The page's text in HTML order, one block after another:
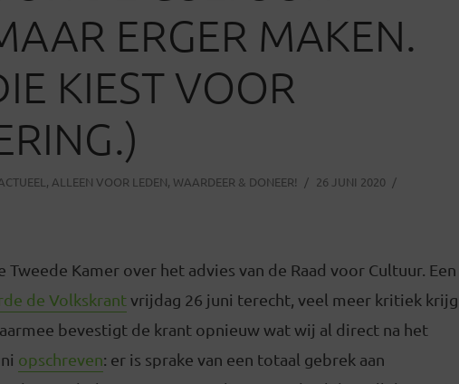
ERGER MAKEN.
KIEST VOOR
, ALLEEN VOOR LEDEN, WAARDEER & DONEER!
26 JUNI 2020
Tweede Kamer over het advies van de Raad voor Cultuur. Een
de Volkskrantvrijdag 26 juni terecht, veel meer kritiek
bevestigt de krant opnieuw wat wij al direct na het
opschreven: er is sprake van een totaal gebrek aan